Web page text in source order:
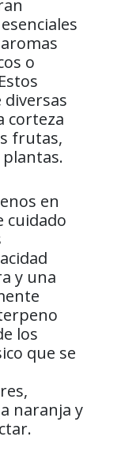
o
corteza
frutas,
plantas.
en
cuidado
y una
los
que se
naranja y